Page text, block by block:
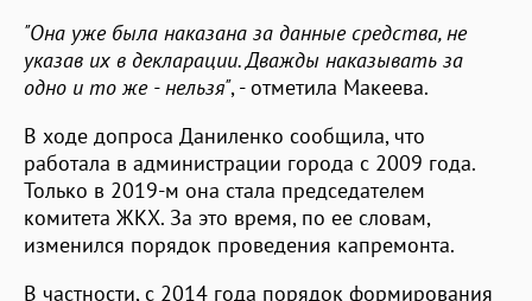
"Она уже была наказана за данные средства, не
указав их в декларации. Дважды наказывать за
одно и то же - нельзя", - отметила Макеева.
В ходе допроса Даниленко сообщила, что
работала в администрации города с 2009 года.
Только в 2019-м она стала председателем
комитета ЖКХ. За это время, по ее словам,
изменился порядок проведения капремонта.
В частности, с 2014 года порядок формирования